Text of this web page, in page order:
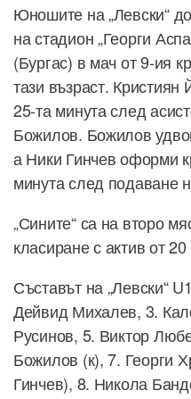
Юношите на „Левски“
на стадион „Георги
(Бургас) в мач от 9-ия
тази възраст. Кристиян
25-та минута след
Божилов. Божилов
а Ники Гинчев оформи
минута след подаване
„Сините“ са на второ
класиране с актив от 20
Съставът на „Левски“
Дейвид Михалев, 3.
Русинов, 5. Виктор
Божилов (к), 7. Георги
Гинчев), 8. Никола